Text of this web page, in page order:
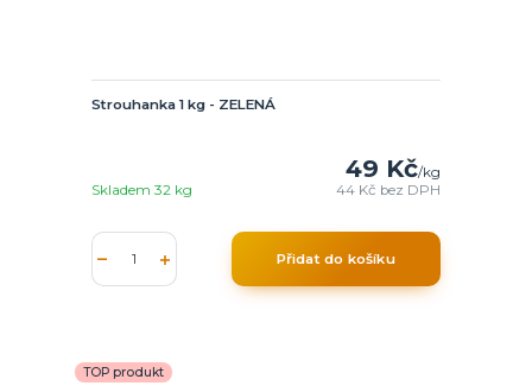
Strouhanka 1 kg - ZELENÁ
49 Kč/kg
44 Kč bez DPH
Skladem 32 kg
Přidat do košíku
TOP produkt